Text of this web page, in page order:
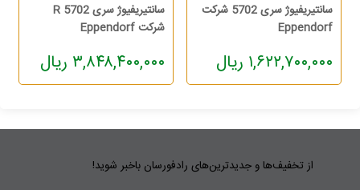
سانتیریفیوژ سری 5702 شرکت
Eppendorf
۱,۶۲۲,۷۰۰,۰۰۰ ریال
سانتیریفیوژ سری 5702 R
شرکت Eppendorf
۳,۸۴۸,۴۰۰,۰۰۰ ریال
از تخفیف‌ها و جدیدترین‌های رادفورسان باخبر شوید!